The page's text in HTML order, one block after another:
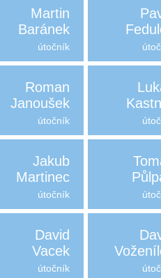
Martin
Baránek
útočník
Roman
Janoušek
útočník
Jakub
Martinec
útočník
David
Vacek
útočník